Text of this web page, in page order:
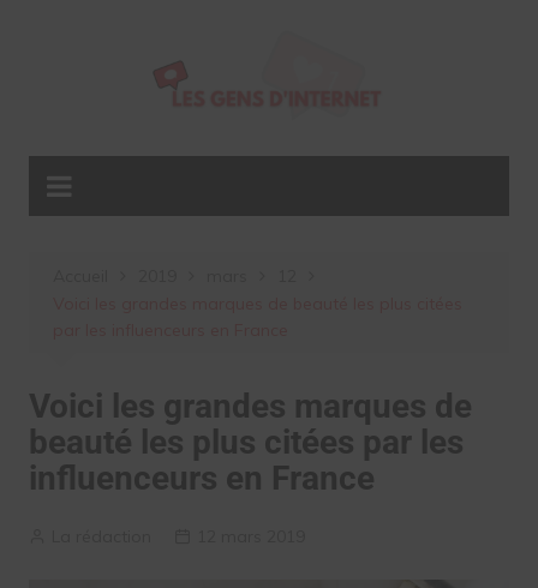
Voici les grandes marques de
beauté les plus citées par les
influenceurs en France